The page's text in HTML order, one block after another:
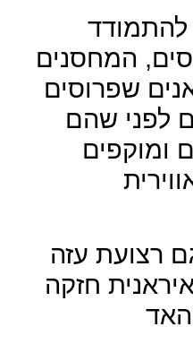
להתמודד
המחסנים
שפרוסים
לפני שהם
ומוקפים
רצועת עזה
חזקה